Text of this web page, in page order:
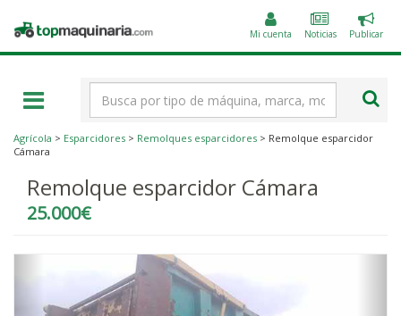
Topmaquinaria.com Mi cuenta Noticias
un
Publicar
Agrícola > Esparcidores > Remolques esparcidores > Remolque esparcidor
Cámara
Remolque esparcidor Cámara
25.000€